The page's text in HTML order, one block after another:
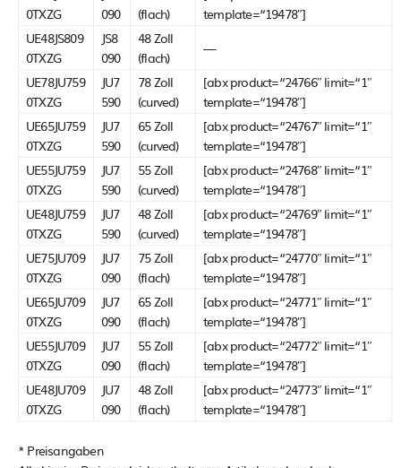
0TXZG
090
(flach)
template=“19478″]
UE48JS809
0TXZG
JS8
090
48 Zoll
(flach)
—
UE78JU759
0TXZG
JU7
590
78 Zoll
(curved)
[abx product=“24766″ limit=“1″
template=“19478″]
UE65JU759
0TXZG
JU7
590
65 Zoll
(curved)
[abx product=“24767″ limit=“1″
template=“19478″]
UE55JU759
0TXZG
JU7
590
55 Zoll
(curved)
[abx product=“24768″ limit=“1″
template=“19478″]
UE48JU759
0TXZG
JU7
590
48 Zoll
(curved)
[abx product=“24769″ limit=“1″
template=“19478″]
UE75JU709
0TXZG
JU7
090
75 Zoll
(flach)
[abx product=“24770″ limit=“1″
template=“19478″]
UE65JU709
0TXZG
JU7
090
65 Zoll
(flach)
[abx product=“24771″ limit=“1″
template=“19478″]
UE55JU709
0TXZG
JU7
090
55 Zoll
(flach)
[abx product=“24772″ limit=“1″
template=“19478″]
UE48JU709
0TXZG
JU7
090
48 Zoll
(flach)
[abx product=“24773″ limit=“1″
template=“19478″]
* Preisangaben